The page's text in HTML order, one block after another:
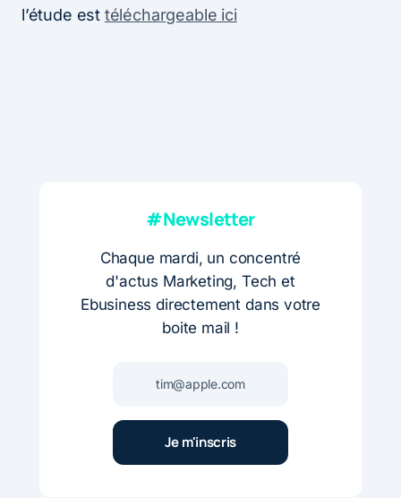
l’étude est téléchargeable ici
#Newsletter
Chaque mardi, un concentré
d'actus Marketing, Tech et
Ebusiness directement dans votre
boite mail !